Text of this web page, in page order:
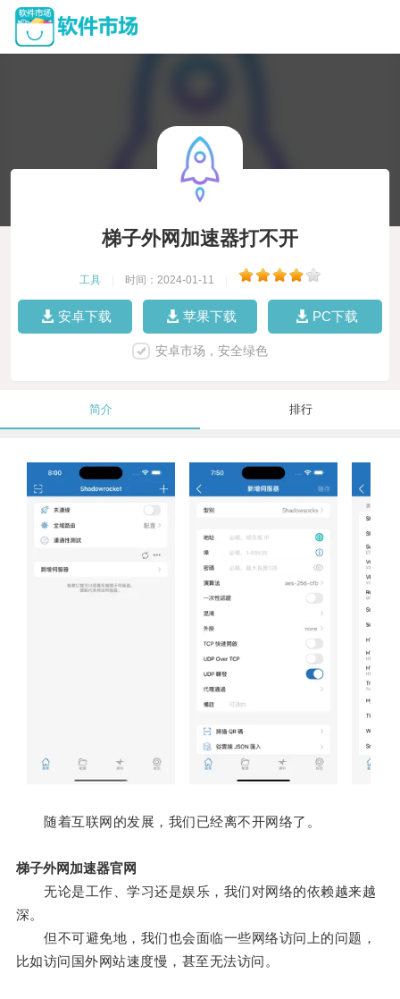
梯子外网加速器打不开
工具 时间：2024-01-11
安卓下载 苹果下载 PC下载
安卓市场，安全绿色
简介 排行
随着互联网的发展，我们已经离不开网络了。
梯子外网加速器官网
无论是工作、学习还是娱乐，我们对网络的依赖越来越
深。
但不可避免地，我们也会面临一些网络访问上的问题，
比如访问国外网站速度慢，甚至无法访问。